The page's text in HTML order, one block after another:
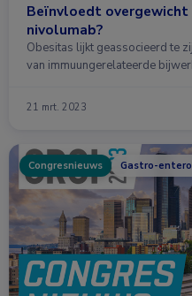
Beïnvloedt
nivolumab?
Obesitas lijkt geassocieerd te
van immuungerelateerde
21 mrt. 2023
Congresnieuws Gastro-